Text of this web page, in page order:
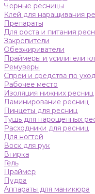
Черные ресницы
Клей для наращивания
Препараты
Для роста и питания
Закрепители
Обезжириватели
Праймеры и усилители
Ремуверы
Спреи и средства по
Рабочее место
Изоляция нижних ресниц
Ламинирование ресниц
Пинцеты для ресниц
Тушь для нарощенных
Расходники для ресниц
Для ногтей
Воск для рук
Втирка
Гель
Праймер
Пудра
Аппараты для маникюра